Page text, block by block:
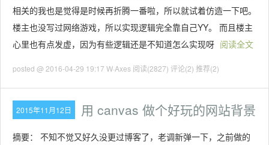
相关的我也是觉得是时候再折腾一番啦，所以就试着仿造一下吧。
楼主也没写过网络游戏，所以实现逻辑完全靠自己YY。 而且楼主
心里也有点发虚，因为有些逻辑还是不知道怎么实现呀 阅读全文
posted @ 2016-04-29 19:17 W·Axes 阅读(2827) 评论(2) 推荐(2)
2015年11月12日 用 canvas 做个好玩的网站背景
摘要： 不知不觉又好久没更过博客了，老调新弹一下，之前做的